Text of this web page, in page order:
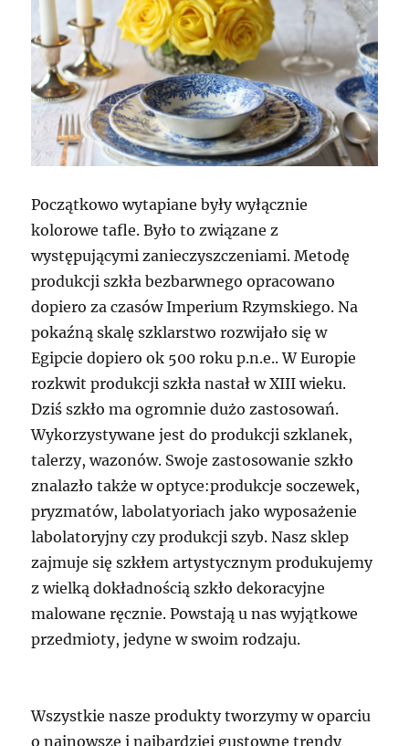
Początkowo wytapiane były wyłącznie
kolorowe tafle. Było to związane z
występującymi zanieczyszczeniami. Metodę
produkcji szkła bezbarwnego opracowano
dopiero za czasów Imperium Rzymskiego. Na
pokaźną skalę szklarstwo rozwijało się w
Egipcie dopiero ok 500 roku p.n.e.. W Europie
rozkwit produkcji szkła nastał w XIII wieku.
Dziś szkło ma ogromnie dużo zastosowań.
Wykorzystywane jest do produkcji szklanek,
talerzy, wazonów. Swoje zastosowanie szkło
znalazło także w optyce:produkcje soczewek,
pryzmatów, labolatyoriach jako wyposażenie
labolatoryjny czy produkcji szyb. Nasz sklep
zajmuje się szkłem artystycznym produkujemy
z wielką dokładnością szkło dekoracyjne
malowane ręcznie. Powstają u nas wyjątkowe
przedmioty, jedyne w swoim rodzaju.
Wszystkie nasze produkty tworzymy w oparciu
o najnowsze i najbardziej gustowne trendy